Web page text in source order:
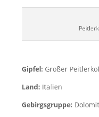
Gipfel: Großer
Land: Italien
Gebirgsgruppe: